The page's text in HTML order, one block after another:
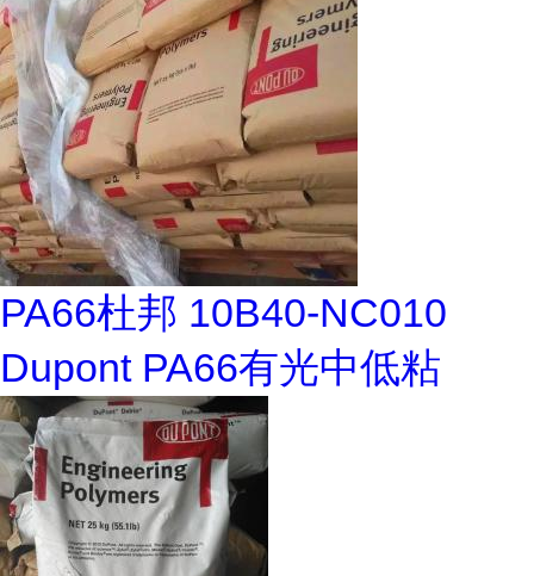
PA66杜邦 10B40-NC010
Dupont PA66有光中低粘